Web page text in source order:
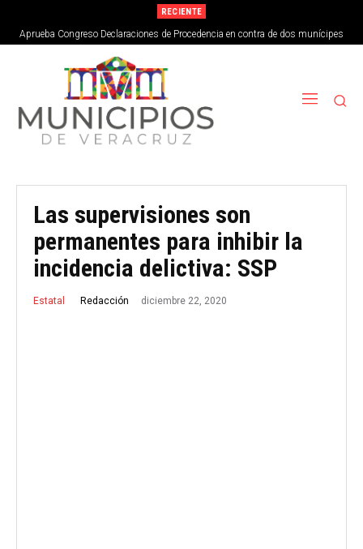
RECIENTE
Aprueba Congreso Declaraciones de Procedencia en contra de dos munícipes
Las supervisiones son
permanentes para inhibir la
incidencia delictiva: SSP
Estatal Redacción diciembre 22, 2020